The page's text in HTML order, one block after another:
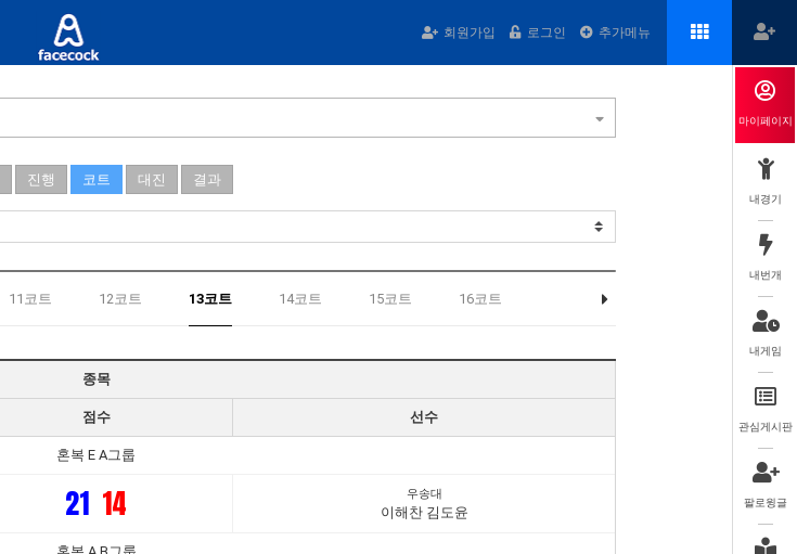
회원가입 로그인 추가메뉴
진행 코트 대진 결과
11코트 12코트 13코트 14코트 15코트 16코트
종목
점수 선수
혼복 E A그룹
21 14 우송대
이해찬 김도윤
마이페이지
내경기
내번개
내게임
관심게시판
팔로윙글